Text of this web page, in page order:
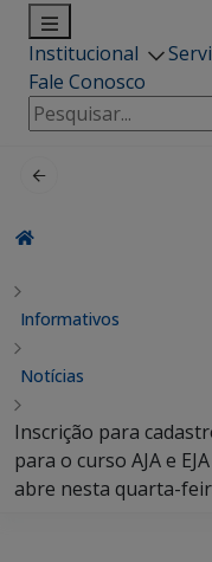
Institucional
Fale Conosco
Pesquisar
por:
Informativos
Notícias
Inscrição para
para o curso AJA e
abre nesta quarta-